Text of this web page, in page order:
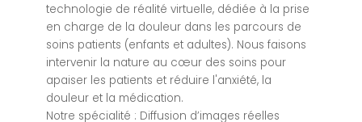
technologie de réalité virtuelle, dédiée à la prise
en charge de la douleur dans les parcours de
soins patients (enfants et adultes). Nous faisons
intervenir la nature au cœur des soins pour
apaiser les patients et réduire l'anxiété, la
douleur et la médication.
Notre spécialité : Diffusion d’images réelles